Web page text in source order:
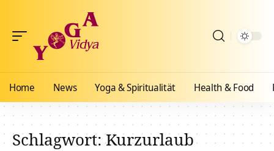
Home News Yoga & Spiritualität Health & Food
Schlagwort:Kurzurlaub